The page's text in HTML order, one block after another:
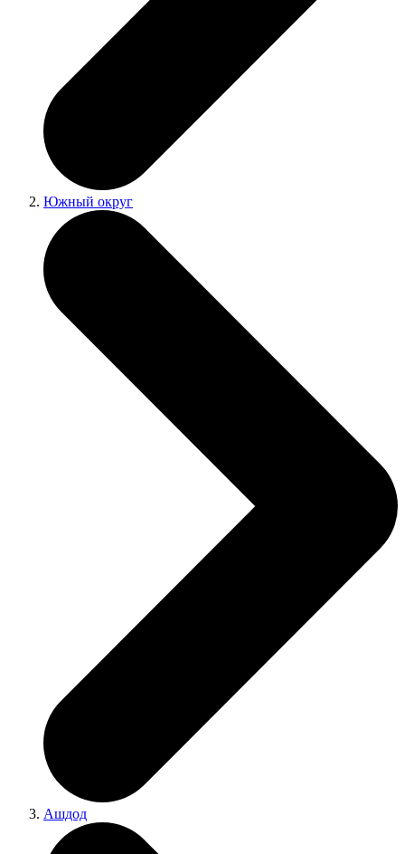
Южный округ
Ашдод